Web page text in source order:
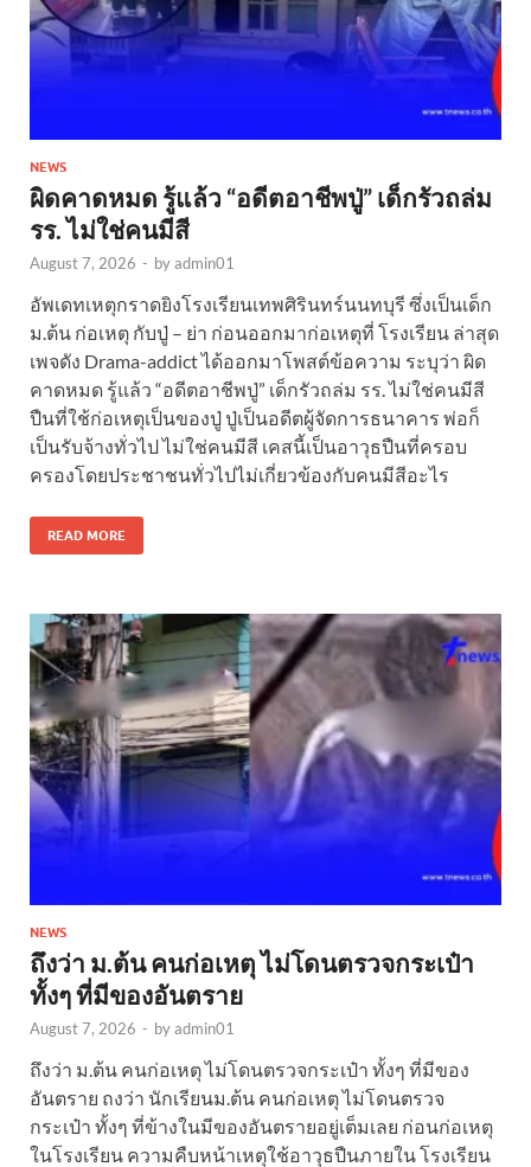
NEWS
ผิดคาดหมด รู้แล้ว “อดีตอาชีพปู่” เด็กรัวถล่ม
รร. ไม่ใช่คนมีสี
August 7, 2026 - byadmin01
อัพเดทเหตุกราดยิงโรงเรียนเทพศิรินทร์นนทบุรี ซึ่งเป็นเด็ก
ม.ต้น ก่อเหตุ กับปู่ – ย่า ก่อนออกมาก่อเหตุที่ โรงเรียน ล่าสุด
เพจดัง Drama-addict ได้ออกมาโพสต์ข้อความ ระบุว่า ผิด
คาดหมด รู้แล้ว “อดีตอาชีพปู่” เด็กรัวถล่ม รร. ไม่ใช่คนมีสี
ปืนที่ใช้ก่อเหตุเป็นของปู่ ปู่เป็นอดีตผู้จัดการธนาคาร พ่อก็
เป็นรับจ้างทั่วไป ไม่ใช่คนมีสี เคสนี้เป็นอาวุธปืนที่ครอบ
ครองโดยประชาชนทั่วไปไม่เกี่ยวข้องกับคนมีสีอะไร
READ MORE
NEWS
ถึงว่า ม.ต้น คนก่อเหตุ ไม่โดนตรวจกระเป๋า
ทั้งๆ ที่มีของอันตราย
August 7, 2026 - byadmin01
ถึงว่า ม.ต้น คนก่อเหตุ ไม่โดนตรวจกระเป๋า ทั้งๆ ที่มีของ
อันตราย ถงว่า นักเรียนม.ต้น คนก่อเหตุ ไม่โดนตรวจ
กระเป๋า ทั้งๆ ที่ข้างในมีของอันตรายอยู่เต็มเลย ก่อนก่อเหตุ
ในโรงเรียน ความคืบหน้าเหตุใช้อาวุธปืนภายใน โรงเรียน